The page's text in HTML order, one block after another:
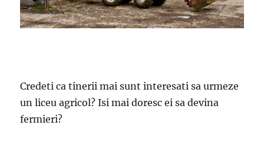
Credeti ca tinerii mai sunt interesati sa urmeze
un liceu agricol? Isi mai doresc ei sa devina
fermieri?